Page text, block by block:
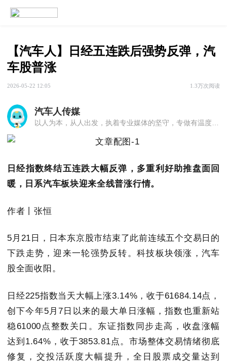
【汽车人】日经五连跌后强势反弹，汽
车股普涨
2026-05-22 12:05 1.3万次阅读
汽车人传媒
以人为本，从人出发，执着专业媒体的坚守，专做有温度的行业解读。展示汽车行业先锋风采，还原汽车产业真实动态，传播汽车核心文化理念。这里，汽车行业唯一的人文之地！
日经指数终结五连跌大幅反弹，多重利好助推盘面回
暖，日系汽车板块迎来全线普涨行情。
作者丨张恒
5月21日，日本东京股市结束了此前连续五个交易日的
下跌走势，迎来一轮强势反转。科技板块领涨，汽车
股全面收阳。
日经225指数当天大幅上涨3.14%，收于61684.14点，
创下今年5月7日以来的最大单日涨幅，指数也重新站
稳61000点整数关口。东证指数同步走高，收盘涨幅
达到1.64%，收于3853.81点。市场整体交易情绪彻底
修复，交投活跃度大幅提升，全日股票成交量达到